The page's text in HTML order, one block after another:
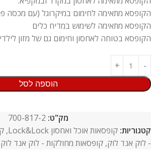
הקופסא מתאימה לחימום במיקרוגל (עם מכסה
הקופסא מתאימה לשימוש במדיח כלים
הקופסא בטוחה לאחסון וחימום גם של מזון
הוספה לסל
מק"ט: 700-817-2
קטגוריות: קופסאות אוכל ואחסון Lock&Lock ,
- לוק אנד לוק, קופסאות מחולקות - לוק אנד לוק